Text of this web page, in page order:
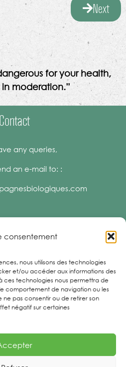
consentement
nous utilisons des technologies
et/ou accéder aux informations des
ces technologies nous permettra de
comportement de navigation ou les
ne pas consentir ou de retirer son
négatif sur certaines
Next
for your health,
moderation.”
Contact
any queries,
an e-mail to: :